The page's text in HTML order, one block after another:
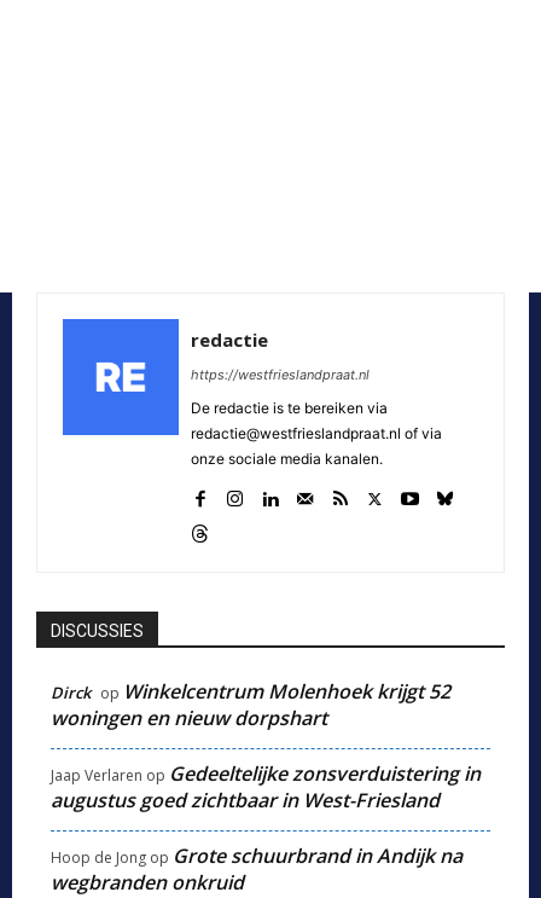
redactie
https://westfrieslandpraat.nl
De redactie is te bereiken via
redactie@westfrieslandpraat.nl of via
onze sociale media kanalen.
DISCUSSIES
Dirck op Winkelcentrum Molenhoek krijgt 52
woningen en nieuw dorpshart
Jaap Verlaren op Gedeeltelijke zonsverduistering in
augustus goed zichtbaar in West-Friesland
Hoop de Jong op Grote schuurbrand in Andijk na
wegbranden onkruid